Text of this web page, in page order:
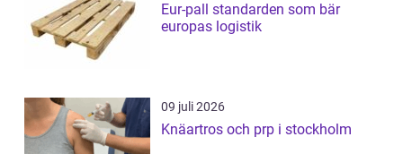
Eur-pall standarden som bär
europas logistik
09 juli 2026
Knäartros och prp i stockholm